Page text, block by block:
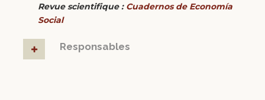
Revue scientifique : Cuadernos de Economía
Social
Responsables